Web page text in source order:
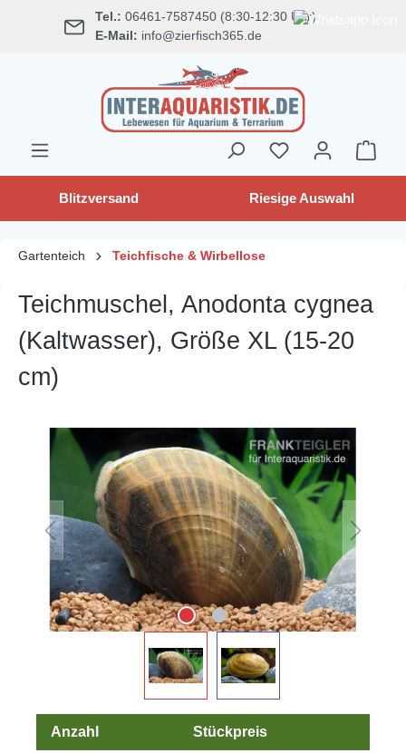
springen Tel.: 06461-7587450 (8:30-12:30 Uhr)
E-Mail: info@zierfisch365.de
Blitzversand Riesige Auswahl
Gartenteich Teichfische & Wirbellose
Teichmuschel, Anodonta cygnea
(Kaltwasser), Größe XL (15-20
cm)
Bildergalerie überspringen
Anzahl Stückpreis